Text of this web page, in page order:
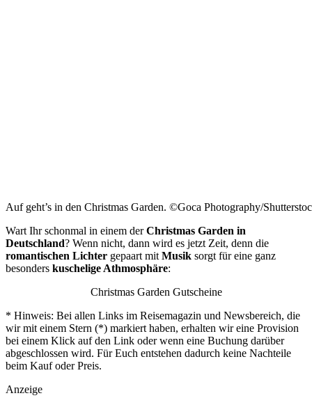
Auf geht’s in den Christmas Garden. ©Goca Photography/
Wart Ihr schonmal in einem derChristmas Garden in
Deutschland? Wenn nicht, dann wird es jetzt Zeit, denn die
romantischen Lichter gepaart mit Musik sorgt für eine ganz
besonders kuschelige Athmosphäre:
Christmas Garden Gutscheine
* Hinweis: Bei allen Links im Reisemagazin und Newsbereich, die
wir mit einem Stern (*) markiert haben, erhalten wir eine Provision
bei einem Klick auf den Link oder wenn eine Buchung darüber
abgeschlossen wird. Für Euch entstehen dadurch keine Nachteile
beim Kauf oder Preis.
Anzeige